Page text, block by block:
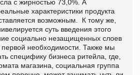
с жирностью 73,0%. А
характеристики продукта
возможным. К тому же,
суть введения этого
социально незащищенных слоев
необходимости. Также мы
специфику бизнеса ритейла, где,
магазина, социальная группа